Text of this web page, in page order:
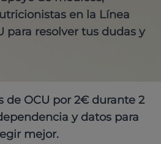
en la Línea
para resolver tus dudas y
de OCU por 2€ durante 2
y datos para
mejor.